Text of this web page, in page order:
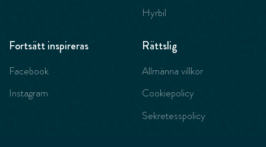
Hyrbil
Fortsätt inspireras
Facebook
Instagram
Rättslig
Allmänna villkor
Cookiepolicy
Sekretesspolicy